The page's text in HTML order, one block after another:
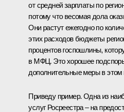
от средней зарплаты по
потому что весомая дола
Они растут ежегодно по
этих расходов бюджеты
процентов госпошлины,
в МФЦ. Это хорошее
дополнительные меры в этом
Приведу пример. Одна из
услуг Росреестра – на